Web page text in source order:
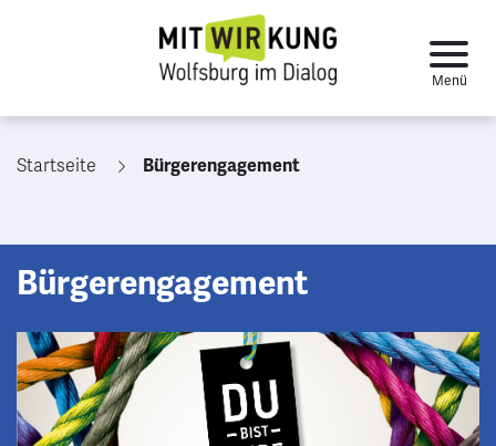
Startseite Bürgerengagement
Bürgerengagement